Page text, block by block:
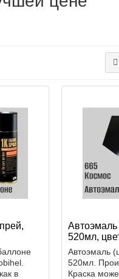
в
Автоэмаль
520мл,
Автоэмаль
520мл.
Краска